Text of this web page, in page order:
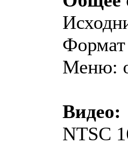
Меню:
Видео:
NTSC